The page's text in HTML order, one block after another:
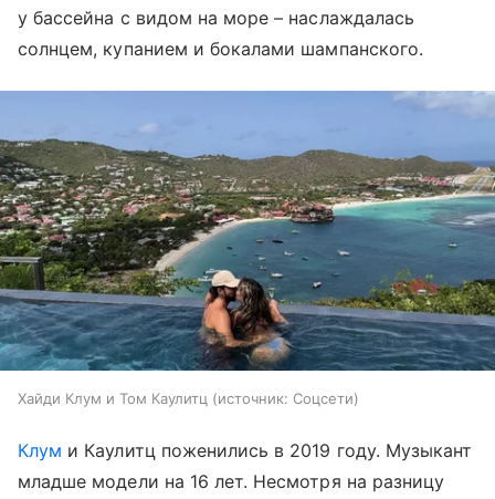
у бассейна с видом на море – наслаждалась
солнцем, купанием и бокалами шампанского.
Хайди Клум и Том Каулитц источник: Соцсети
Клум и Каулитц поженились в 2019 году. Музыкант
младше модели на 16 лет. Несмотря на разницу